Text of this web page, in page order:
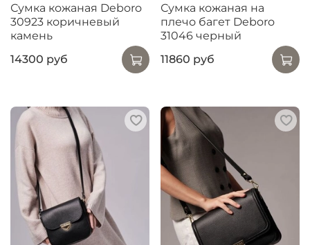
Сумка кожаная Deboro
30923 коричневый
камень
14300 руб
Сумка кожаная на
плечо багет Deboro
31046 черный
11860 руб